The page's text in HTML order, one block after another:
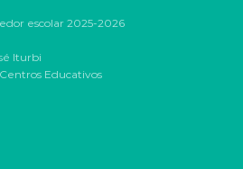
escolar 2025-2026
Iturbi
Educativos